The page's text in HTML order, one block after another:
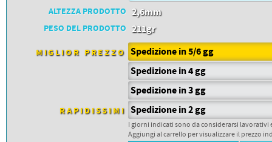
ALTEZZA PRODOTTO 2,6mm
PESO DEL PRODOTTO 211gr
MIGLIOR PREZZO Spedizione in 5/6 gg
Spedizione in 4 gg
Spedizione in 3 gg
RAPIDISSIMI Spedizione in 2 gg
I giorni indicati sono da considerarsi
Aggiungi al carrello per visualizzare il prezzo